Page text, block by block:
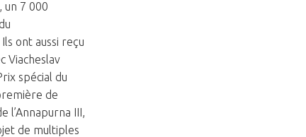
un 7 000
ont aussi reçu
Viacheslav
spécial du
de
l’Annapurna III,
de multiples